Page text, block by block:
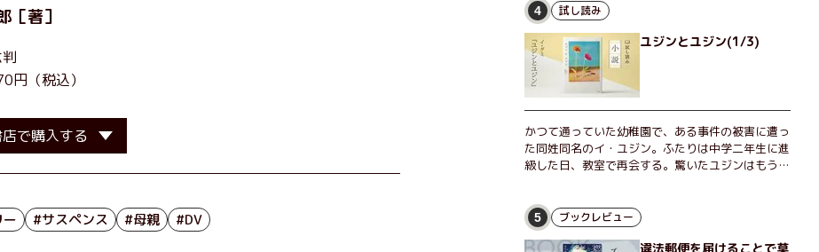
［著］
円（税込）
で購入する
#サスペンス #母親 #DV
出島で見つかったある物質について博士の意見を聞
きたいという。恵弥は、まるで影のような存在の博
士とまみえることはできるのか？ そして、唄の歌
詞「かたむくマリア」に込められた秘密とは？ 謎
めいたラストが鮮烈な余韻を残すシリーズ第四作！
4 試し読み
ユジンとユジン(1/3)
かつて通っていた幼稚園で、ある事件の被害に遭っ
た同姓同名のイ・ユジン。ふたりは中学二年生に進
級した日、教室で再会する。驚いたユジンはもうひ
て……。韓国で世代を超えて愛され続け、35万部を
突破したベストセラー小説の邦訳版。
5 ブックレビュー
違法郵便を届けることで莫